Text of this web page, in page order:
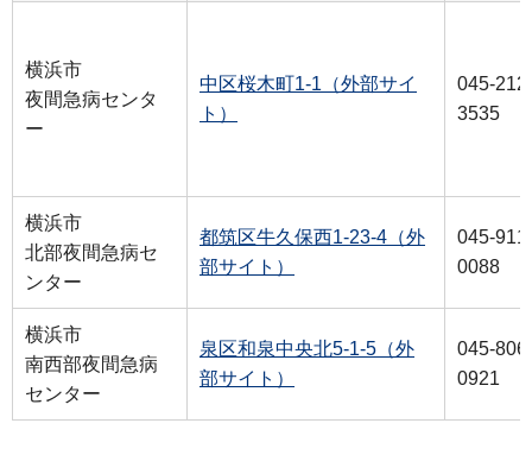
横浜市
夜間急病センタ
ー
中区桜木町1-1（外部サイ
ト）
045-212-
3535
横浜市
北部夜間急病セ
ンター
都筑区牛久保西1-23-4（外
部サイト）
045-911-
0088
横浜市
南西部夜間急病
センター
泉区和泉中央北5-1-5（外
部サイト）
045-806-
0921